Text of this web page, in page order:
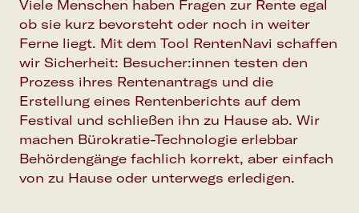
Viele Menschen haben Fragen zur Rente egal
ob sie kurz bevorsteht oder noch in weiter
Ferne liegt. Mit dem Tool RentenNavi schaffen
wir Sicherheit: Besucher:innen testen den
Prozess ihres Rentenantrags und die
Erstellung eines Rentenberichts auf dem
Festival und schließen ihn zu Hause ab. Wir
machen Bürokratie-Technologie erlebbar
Behördengänge fachlich korrekt, aber einfach
von zu Hause oder unterwegs erledigen.